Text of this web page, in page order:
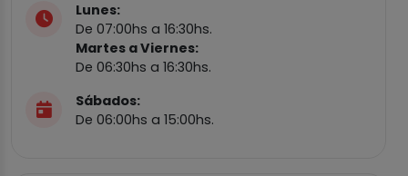
Lunes:
De 07:00hs a 16:30hs.
Martes a Viernes:
De 06:30hs a 16:30hs.
Sábados:
De 06:00hs a 15:00hs.